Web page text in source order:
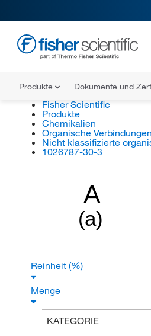
Produkte Dokumente und
Fisher Scientific
Produkte
Chemikalien
Organische Verbindungen
Nicht klassifizierte
1026787-30-3
A
(a)
Reinheit (%)
Menge
KATEGORIE